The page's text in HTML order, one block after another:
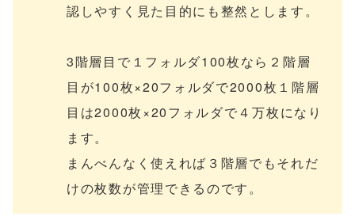
認しやすく見た目的にも整然とします。
3階層目で１フォルダ100枚なら２階層
目が100枚×20フォルダで2000枚１階層
目は2000枚×20フォルダで４万枚になり
ます。
まんべんなく使えれば３階層でもそれだ
けの枚数が管理できるのです。